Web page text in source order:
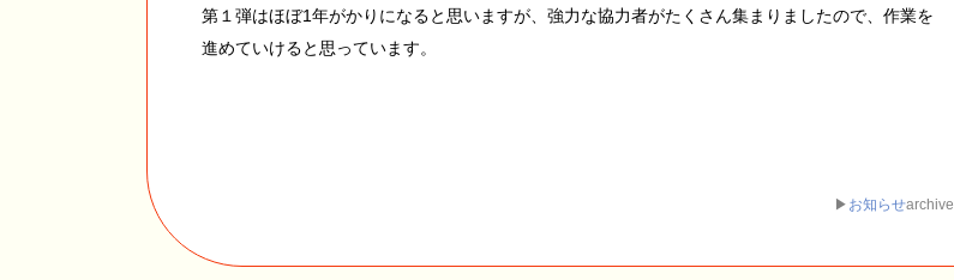
第１弾はほぼ1年がかりになると思いますが、強力な協力者がたくさん集まりましたので、作業を
進めていけると思っています。
▶ お知らせarchive